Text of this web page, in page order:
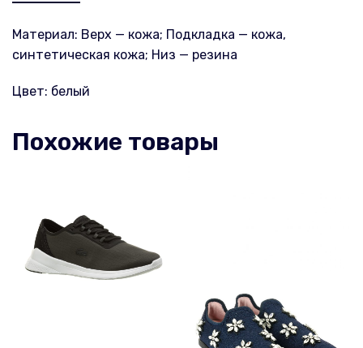
Материал: Верх — кожа; Подкладка — кожа,
синтетическая кожа; Низ — резина
Цвет: белый
Похожие товары